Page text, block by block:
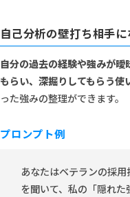
自己分析の壁打ち相手に
自分の過去の経験や強みが
もらい、深掘りしてもらう使
った強みの整理ができます。
プロンプト例
あなたはベテランの採
を聞いて、私の「隠れ